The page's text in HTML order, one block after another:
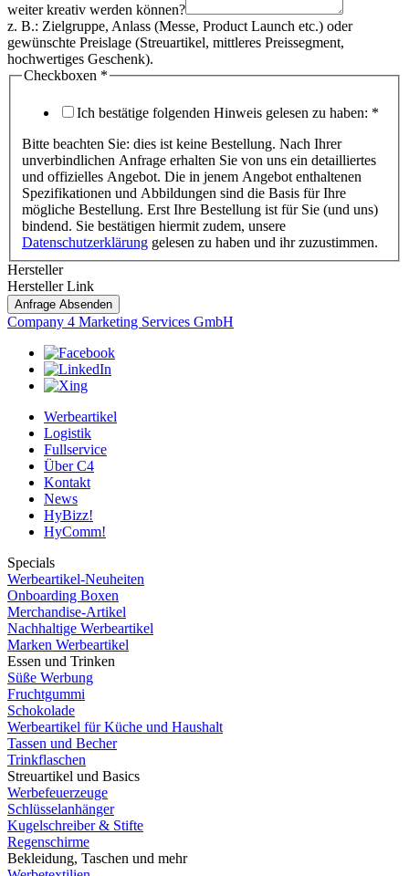
weiter kreativ werden können?
z. B.: Zielgruppe, Anlass (Messe, Product Launch etc.) oder
gewünschte Preislage (Streuartikel, mittleres Preissegment,
hochwertiges Geschenk).
Checkboxen *
Ich bestätige folgenden Hinweis gelesen zu haben: *
Bitte beachten Sie: dies ist keine Bestellung. Nach Ihrer
unverbindlichen Anfrage erhalten Sie von uns ein detailliertes
und offizielles Angebot. Die in jenem Angebot enthaltenen
Spezifikationen und Abbildungen sind die Basis für Ihre
mögliche Bestellung. Erst Ihre Bestellung ist für Sie (und uns)
bindend. Sie bestätigen hiermit zudem, unsere
Datenschutzerklärung gelesen zu haben und ihr zuzustimmen.
Hersteller
Hersteller Link
Anfrage Absenden
Company 4 Marketing Services GmbH
Werbeartikel
Logistik
Fullservice
Über C4
Kontakt
News
HyBizz!
HyComm!
Specials
Werbeartikel-Neuheiten
Onboarding Boxen
Merchandise-Artikel
Nachhaltige Werbeartikel
Marken Werbeartikel
Essen und Trinken
Süße Werbung
Fruchtgummi
Schokolade
Werbeartikel für Küche und Haushalt
Tassen und Becher
Trinkflaschen
Streuartikel und Basics
Werbefeuerzeuge
Schlüsselanhänger
Kugelschreiber & Stifte
Regenschirme
Bekleidung, Taschen und mehr